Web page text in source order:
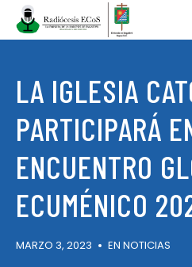
LA IGLESIA
PARTICIPARÁ
ENCUENTRO
ECUMÉNICO
MARZO 3, 2023 EN NOTICIAS